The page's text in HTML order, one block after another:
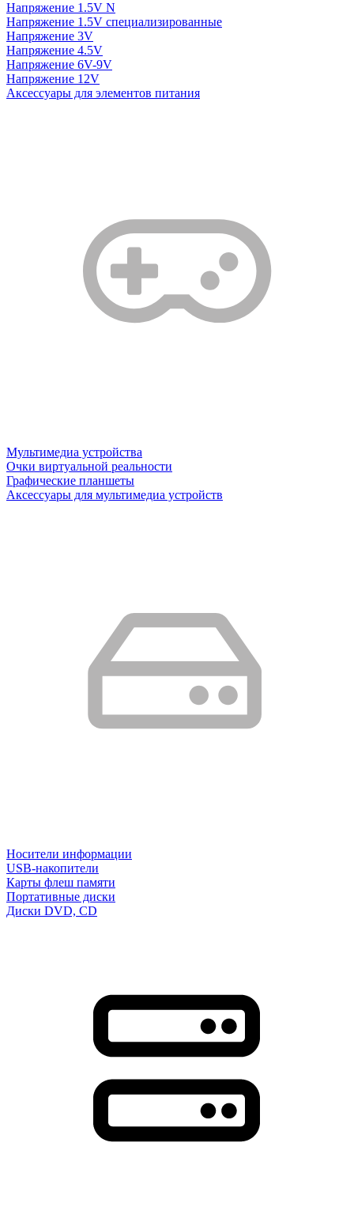
Напряжение 1.5V N
Напряжение 1.5V специализированные
Напряжение 3V
Напряжение 4.5V
Напряжение 6V-9V
Напряжение 12V
Аксессуары для элементов питания
Мультимедиа устройства
Очки виртуальной реальности
Графические планшеты
Аксессуары для мультимедиа устройств
Носители информации
USB-накопители
Карты флеш памяти
Портативные диски
Диски DVD, CD